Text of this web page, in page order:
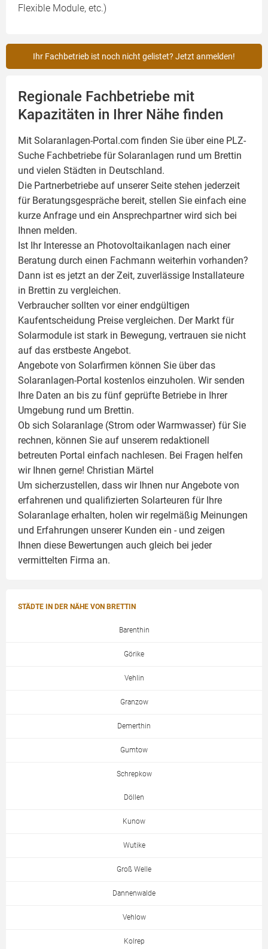
Flexible Module, etc.)
Ihr Fachbetrieb ist noch nicht gelistet? Jetzt anmelden!
Regionale Fachbetriebe mit
Kapazitäten in Ihrer Nähe finden
Mit Solaranlagen-Portal.com finden Sie über eine PLZ-
Suche Fachbetriebe fürSolaranlagen rund um Brettin
und vielen Städten in Deutschland.
Die Partnerbetriebe auf unserer Seite stehen jederzeit
für Beratungsgespräche bereit, stellen Sie einfach eine
kurze Anfrage und ein Ansprechpartner wird sich bei
Ihnen melden.
Ist Ihr Interesse an Photovoltaikanlagen nach einer
Beratung durch einen Fachmann weiterhin vorhanden?
Dann ist es jetzt an der Zeit, zuverlässige Installateure
in Brettin zu vergleichen.
Verbraucher sollten vor einer endgültigen
Kaufentscheidung Preise vergleichen. Der Markt für
Solarmodule ist stark in Bewegung, vertrauen sie nicht
auf das erstbeste Angebot.
Angebote von Solarfirmen können Sie über das
Solaranlagen-Portal kostenlos einzuholen. Wir senden
Ihre Daten an bis zu fünf geprüfte Betriebe in Ihrer
Umgebung rund um Brettin.
Ob sich Solaranlage (Strom oder Warmwasser) für Sie
rechnen, können Sie auf unserem redaktionell
betreuten Portal einfach nachlesen. Bei Fragen helfen
wir Ihnen gerne! Christian Märtel
Um sicherzustellen, dass wir Ihnen nur Angebote von
erfahrenen und qualifizierten Solarteuren für Ihre
Solaranlage erhalten, holen wir regelmäßig Meinungen
und Erfahrungen unserer Kunden ein - und zeigen
Ihnen diese Bewertungen auch gleich bei jeder
vermittelten Firma an.
STÄDTE IN DER NÄHE VON BRETTIN
Barenthin
Görike
Vehlin
Granzow
Demerthin
Gumtow
Schrepkow
Döllen
Kunow
Wutike
Groß Welle
Dannenwalde
Vehlow
Kolrep